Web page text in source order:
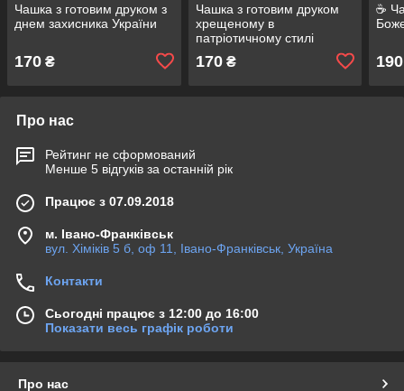
Чашка з готовим друком з
днем захисника України
170 ₴
Чашка з готовим друком
хрещеному в
патріотичному стилі
170₴
☕
190
Про нас
Рейтинг не сформований
Менше 5 відгуків за останній рік
Працює з 07.09.2018
м. Івано-Франківськ
вул. Хіміків 5 б, оф 11, Івано-Франківськ, Україна
Контакти
Сьогодні працює з 12:00 до 16:00
Показати весь графік роботи
Про нас